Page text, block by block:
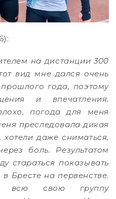
на дистанции 300
вид мне дался очень
года, поэтому
и впечатления.
погода для меня
преследовала дикая
хотели даже сниматься,
боль. Результатом
стараться показывать
Бресте на первенстве.
всю свою группу